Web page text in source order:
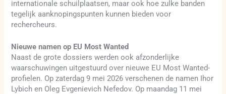
internationale schuilplaatsen, maar ook hoe zulke banden
tegelijk aanknopingspunten kunnen bieden voor
rechercheurs.
Nieuwe namen op EU Most Wanted
Naast de grote dossiers werden ook afzonderlijke
waarschuwingen uitgestuurd over nieuwe EU Most Wanted-
profielen. Op zaterdag 9 mei 2026 verschenen de namen Ihor
Lybich en Oleg Evgenievich Nefedov. Op maandag 11 mei